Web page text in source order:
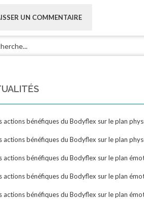
actions bénéfiques du Bodyflex sur le plan
actions bénéfiques du Bodyflex sur le plan
actions bénéfiques du Bodyflex sur le plan
actions bénéfiques du Bodyflex sur le plan
actions bénéfiques du Bodyflex sur le plan